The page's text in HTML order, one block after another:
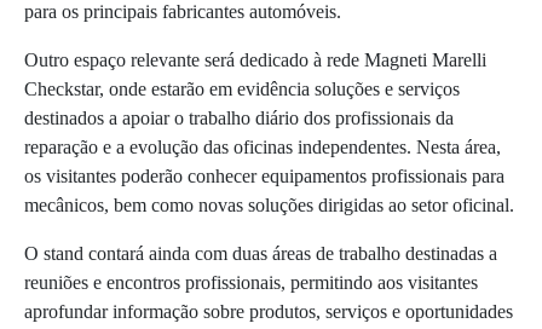
para os principais fabricantes automóveis.
Outro espaço relevante será dedicado à rede Magneti Marelli
Checkstar, onde estarão em evidência soluções e serviços
destinados a apoiar o trabalho diário dos profissionais da
reparação e a evolução das oficinas independentes. Nesta área,
os visitantes poderão conhecer equipamentos profissionais para
mecânicos, bem como novas soluções dirigidas ao setor oficinal.
O stand contará ainda com duas áreas de trabalho destinadas a
reuniões e encontros profissionais, permitindo aos visitantes
aprofundar informação sobre produtos, serviços e oportunidades